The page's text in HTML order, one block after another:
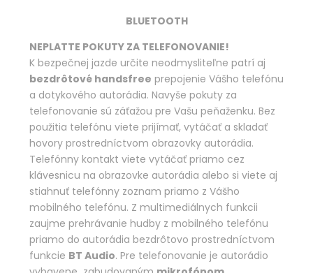
BLUETOOTH
NEPLATTE POKUTY ZA TELEFONOVANIE!
K bezpečnej jazde určite neodmysliteľne patrí aj
bezdrôtové handsfree prepojenie Vášho telefónu
a dotykového autorádia. Navyše pokuty za
telefonovanie sú záťažou pre Vašu peňaženku. Bez
použitia telefónu viete prijímať, vytáčať a skladať
hovory prostredníctvom obrazovky autorádia.
Telefónny kontakt viete vytáčať priamo cez
klávesnicu na obrazovke autorádia alebo si viete aj
stiahnuť telefónny zoznam priamo z Vášho
mobilného telefónu. Z multimediálnych funkcii
zaujme prehrávanie hudby z mobilného telefónu
priamo do autorádia bezdrôtovo prostredníctvom
funkcie BT Audio. Pre telefonovanie je autorádio